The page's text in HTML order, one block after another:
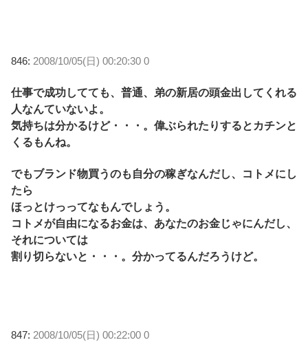
846: 2008/10/05(日) 00:20:30 0
仕事で成功してても、普通、弟の新居の頭金出してくれる
人なんていないよ。
気持ちは分かるけど・・・。偉ぶられたりするとカチンと
くるもんね。
でもブランド物買うのも自分の稼ぎなんだし、コトメにし
たら
ほっとけっってなもんでしょう。
コトメが自由になるお金は、あなたのお金じゃにんだし、
それについては
割り切らないと・・・。分かってるんだろうけど。
847: 2008/10/05(日) 00:22:00 0